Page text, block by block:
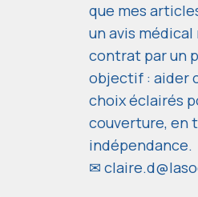
que mes
un avis
contrat par un
objectif : aider
choix éclairés
couverture, en
indépendance.
✉